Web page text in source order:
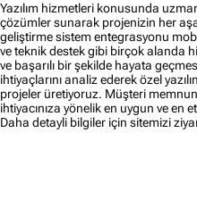
Yazılım hizmetleri konusunda
çözümler sunarak projenizin her
geliştirme sistem entegrasyonu
ve teknik destek gibi birçok alanda
ve başarılı bir şekilde hayata
ihtiyaçlarını analiz ederek özel
projeler üretiyoruz. Müşteri
ihtiyacınıza yönelik en uygun ve en
Daha detayli bilgiler için sitemizi